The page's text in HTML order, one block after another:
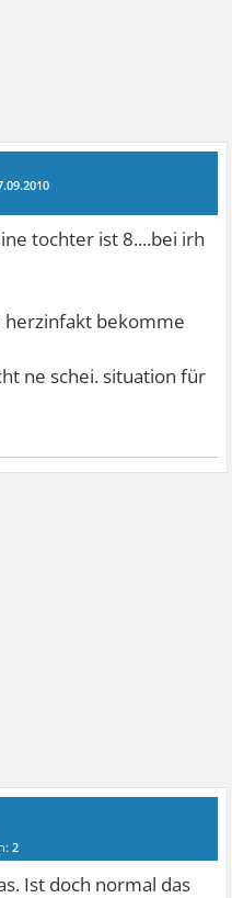
tochter ist 8....bei irh
herzinfakt bekomme
ne schei. situation für
2
Ist doch normal das